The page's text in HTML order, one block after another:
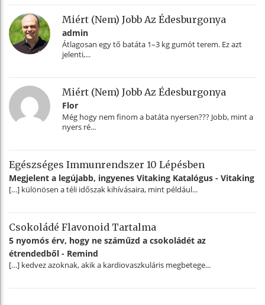
Miért (nem) Jobb Az Édesburgonya
admin
Átlagosan egy tő batáta 1–3 kg gumót terem. Ez azt
jelenti,...
Miért (nem) Jobb Az Édesburgonya
Flor
Még hogy nem finom a batáta nyersen??? Jobb, mint a
nyers ré...
Egészséges Immunrendszer 10 Lépésben
Megjelent a legújabb, ingyenes Vitaking Katalógus - Vitaking
[…] különösen a téli időszak kihívásaira, mint például...
Csokoládé Flavonoid Tartalma
5 nyomós érv, hogy ne száműzd a csokoládét az
étrendedből - Remind
[…] kedvez azoknak, akik a kardiovaszkuláris megbetege...